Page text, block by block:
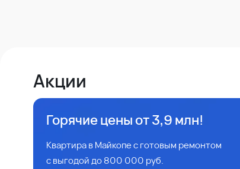
Акции
Горячие цены от 3,9 млн!
Квартира в Майкопе с готовым ремонтом
с выгодой до 800 000 руб.